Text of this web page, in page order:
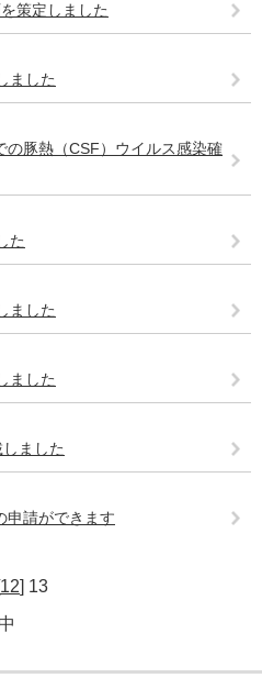
策定しました
ました
豚熱（CSF）ウイルス感染確
た
ました
ました
ました
申請ができます
12] 13